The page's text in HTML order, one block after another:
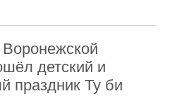
детский и
праздник Ту би